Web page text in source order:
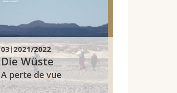
03|2021/2022
Die Wüste
A perte de vue